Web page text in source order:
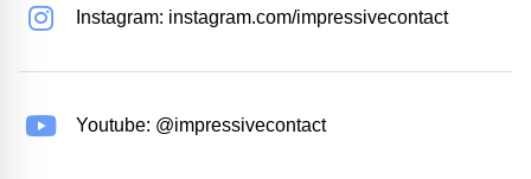
Instagram: instagram.com/impressivecontact
Youtube: @impressivecontact